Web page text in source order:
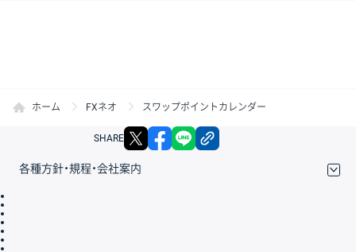
ホーム FXネオ スワップポイントカレンダー
SHARE X facebook
各種方針・規程・会社案内